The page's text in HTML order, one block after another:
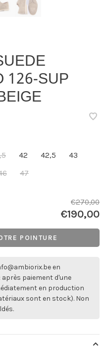
126-SUP
42 42,5
43
47
€270,00
€190,00
POINTURE
en
paiement d'une
en production
sont en stock). Non